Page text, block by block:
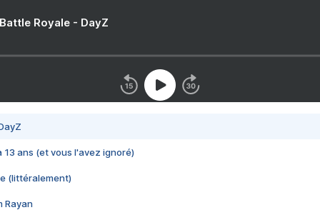
Royale - DayZ
13 ans (et vous l'avez ignoré)
(littéralement)
Rayan